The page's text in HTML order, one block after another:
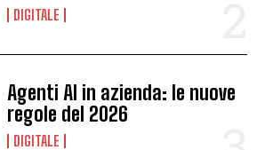
DIGITALE
Agenti AI in azienda: le nuove
regole del 2026
DIGITALE